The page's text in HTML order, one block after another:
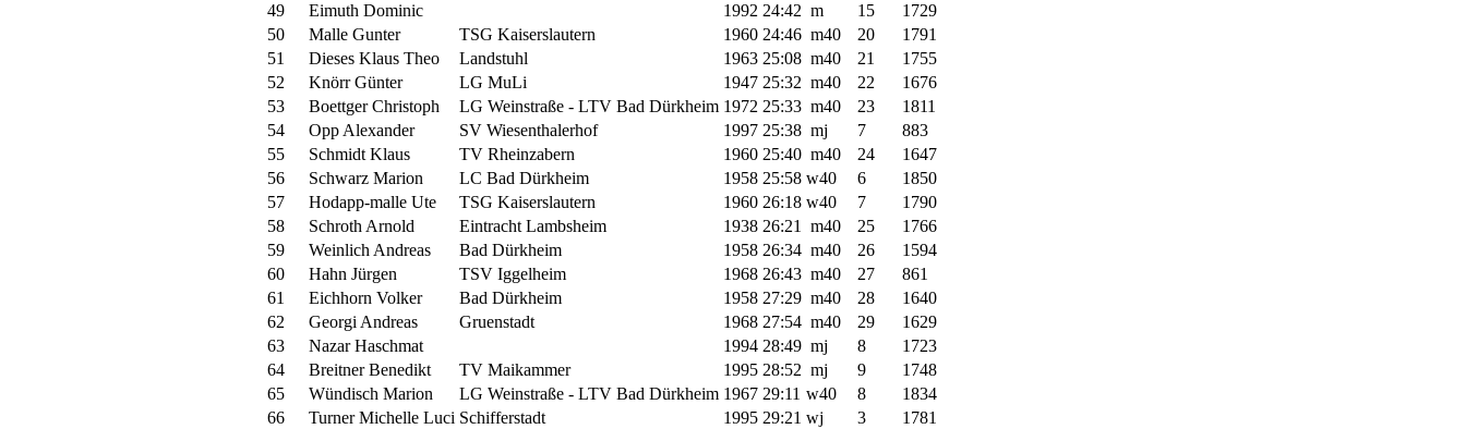
49
Eimuth Dominic 1992 24:42 m 15
1729
50
Malle Gunter TSG Kaiserslautern 1960 24:46 m40 20
1791
51
Dieses Klaus Theo Landstuhl 1963 25:08 m40 21
1755
52
Knörr Günter LG MuLi 1947 25:32 m40 22
1676
53
Boettger Christoph LG Weinstraße - LTV Bad Dürkheim 1972 25:33 m40 23
1811
54
Opp Alexander SV Wiesenthalerhof 1997 25:38 mj 7
883
55
Schmidt Klaus TV Rheinzabern 1960 25:40 m40 24
1647
56
Schwarz Marion LC Bad Dürkheim 1958 25:58 w40 6
1850
57
Hodapp-malle Ute TSG Kaiserslautern 1960 26:18 w40 7
1790
58
Schroth Arnold Eintracht Lambsheim 1938 26:21 m40 25
1766
59
Weinlich Andreas Bad Dürkheim 1958 26:34 m40 26
1594
60
Hahn Jürgen TSV Iggelheim 1968 26:43 m40 27
861
61
Eichhorn Volker Bad Dürkheim 1958 27:29 m40 28
1640
62
Georgi Andreas Gruenstadt 1968 27:54 m40 29
1629
63
Nazar Haschmat 1994 28:49 mj 8
1723
64
Breitner Benedikt TV Maikammer 1995 28:52 mj 9
1748
65
Wündisch Marion LG Weinstraße - LTV Bad Dürkheim 1967 29:11 w40 8
1834
66
Turner Michelle Luci Schifferstadt 1995 29:21 wj 3
1781